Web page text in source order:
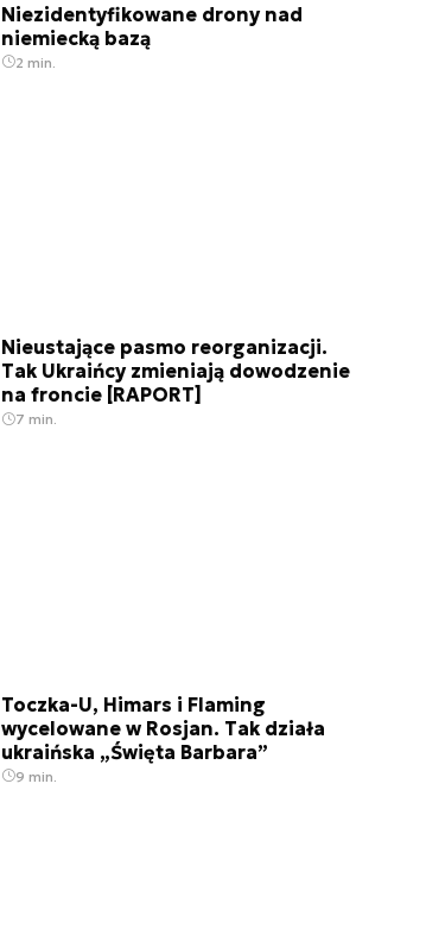
Niezidentyfikowane drony nad
niemiecką bazą
2 min.
Nieustające pasmo reorganizacji.
Tak Ukraińcy zmieniają dowodzenie
na froncie [RAPORT]
7 min.
Toczka-U, Himars i Flaming
wycelowane w Rosjan. Tak działa
ukraińska „Święta Barbara”
9 min.